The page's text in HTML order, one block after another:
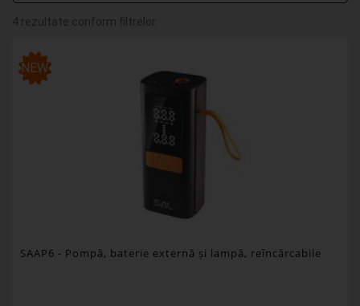
4 rezultate conform filtrelor.
NEW
SAAP6 - Pompă, baterie externă și lampă, reîncărcabile